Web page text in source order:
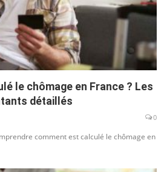
le chômage en France ? Les
détaillés
0
comment est calculé le chômage en